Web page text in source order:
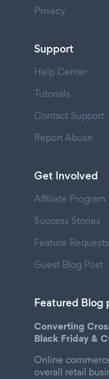
Privacy
Support
Help Center
Tutorials
Contact Support
Report Abuse
Get Involved
Affiliate Program
Success Stories
Feature Requests
Guest Blog Post
Featured Blog
Converting
Black Friday &
Online
overall retail